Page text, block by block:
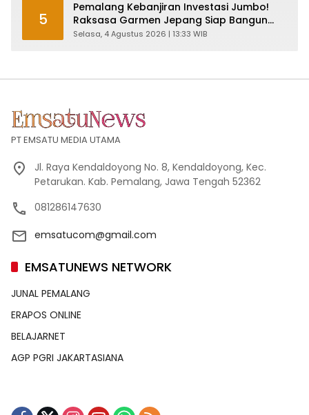
5
Pemalang Kebanjiran Investasi Jumbo!
Raksasa Garmen Jepang Siap Bangun
Pabrik dan Serap Ribuan Tenaga Kerja
Selasa, 4 Agustus 2026 | 13:33 WIB
PT EMSATU MEDIA UTAMA
Jl. Raya Kendaldoyong No. 8, Kendaldoyong, Kec.
Petarukan. Kab. Pemalang, Jawa Tengah 52362
081286147630
emsatucom@gmail.com
EMSATUNEWS NETWORK
JUNAL PEMALANG
ERAPOS ONLINE
BELAJARNET
AGP PGRI JAKARTASIANA